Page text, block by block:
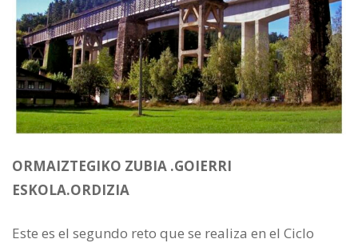
ORMAIZTEGIKO ZUBIA .GOIERRI
ESKOLA.ORDIZIA
Este es el segundo reto que se realiza en el Ciclo